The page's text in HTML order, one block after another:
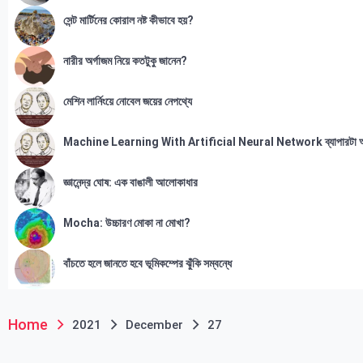
সেন্ট মার্টিনের কোরাল নষ্ট কীভাবে হয়?
নারীর অর্গাজম নিয়ে কতটুকু জানেন?
মেশিন লার্নিংয়ে নোবেল জয়ের নেপথ্যে
Machine Learning With Artificial Neural Network ব্যাপারটা
জ্ঞানেন্দ্র ঘোষ: এক বাঙালী আলোকাধার
Mocha: উচ্চারণ মোকা না মোখা?
বাঁচতে হলে জানতে হবে ভূমিকম্পের ঝুঁকি সম্বন্ধে
Home 2021 December 27